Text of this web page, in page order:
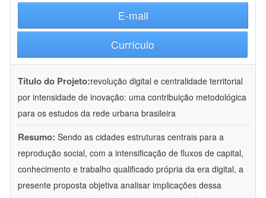
E-mail
Currículo
Título do Projeto:revolução digital e centralidade territorial
por intensidade de inovação: uma contribuição metodológica
para os estudos da rede urbana brasileira
Resumo: Sendo as cidades estruturas centrais para a
reprodução social, com a intensificação de fluxos de capital,
conhecimento e trabalho qualificado própria da era digital, a
presente proposta objetiva analisar implicações dessa